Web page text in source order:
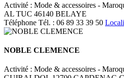
Activité : Mode & accessoires -
AL TUC 46140 BELAYE
Téléphone Tél. : 06 89 33 39 50
NOBLE CLEMENCE
Activité : Mode & accessoires -